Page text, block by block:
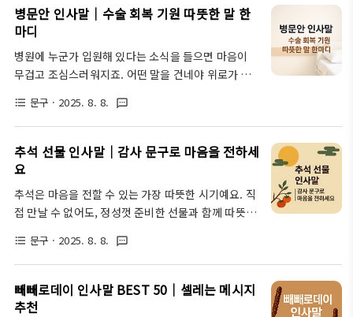
사말 가족과 함께하는 ..
가볍게 웃음을 주는 멘트까지 모두 담았답니다. 대학
합격 축하 인사말 문구 모음 바로가기가족에게 전하는
등 가족 구성원에게 따뜻한 마음을 전할 수 있는 인사
말이에요. 격려와 믿음을 담아 응원의 진심을 표현해
보세요.긴 시간 동안 애쓴 너의 노력이 결실을 맺는 날
열정과 인내는 이미..
병문안 인사말｜수술 회복 기원 따뜻한 말 한
마디
병원에 누군가 입원해 있다는 소식을 들으면 마음이
무겁고 조심스러워지죠. 어떤 말을 건네야 위로가 되
접 병문안 갈 때는 물론, 문자나 전화로도 따뜻한 마음
을 전할 수 있는 병문안 인사말을 상황별로 준비해 봤
어요. 수술을 마치고 회복 중일 때, 바빠서 찾아뵙지
못할 때 등 다양한 경우에 사용할 수 있는 문장들이니
는 상대의 상태를 배려하면서도 마음이 담긴 한마디가
중요해요. 격려와 위로가 섞인 말이 좋아요.생각보다
많이 아파 보여서 마음이 아팠어요. 얼른 회복해서 예
분간은 무리하지 말고 푹 쉬세..
format_list_bulleted 문구 · 2025. 8. 8. textsms
추석 선물 인사말｜감사 문구로 마음을 전하세
요
추석은 마음을 전할 수 있는 가장 따뜻한 시기예요. 직
접 만날 수 없어도, 정성껏 준비한 선물과 함께 따뜻한
죠.하지만 막상 어떤 문장을 써야 할지 고민되시나요?
너무 형식적이지 않으면서도, 예의를 지키고 진심이
담긴 말이 필요하잖아요.그래서 준비했습니다. 가족
부터 거래처까지, 다양한 상황에 맞는 추석 선물 인사
format_list_bulleted 문구 · 2025. 8. 8. textsms
빼빼로데이 인사말 BEST 50｜셀레는 메시지
추천